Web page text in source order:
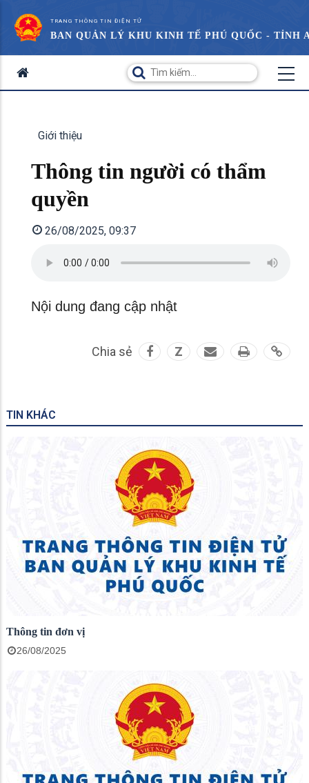
TRANG THÔNG TIN ĐIỆN TỬ
BAN QUẢN LÝ KHU KINH TẾ PHÚ QUỐC - TỈNH
Giới thiệu
Thông tin người có thẩm
quyền
26/08/2025, 09:37
Nội dung đang cập nhật
Chia sẻ Z
TIN KHÁC
Thông tin đơn vị
26/08/2025